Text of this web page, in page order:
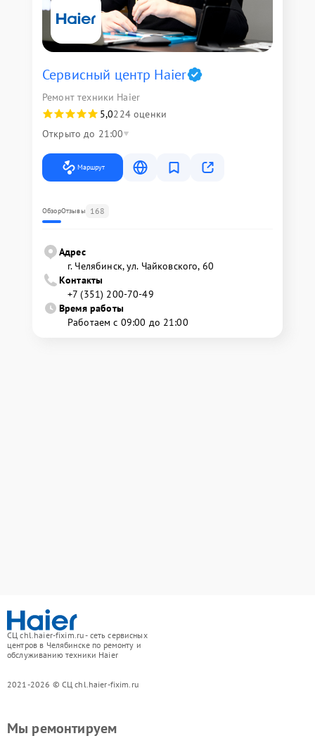
Сервисный центр Haier
Ремонт техники Haier
5,0224 оценки
Открыто до 21:00
Маршрут
ОбзорОтзывы 168
Адрес
г. Челябинск, ул. Чайковского, 60
Контакты
+7 (351) 200-70-49
Время работы
Работаем с 09:00 до 21:00
СЦ chl.haier-fixim.ru - сеть сервисных
центров в Челябинске по ремонту и
обслуживанию техники Haier
2021-2026 © СЦ chl.haier-fixim.ru
Мы ремонтируем